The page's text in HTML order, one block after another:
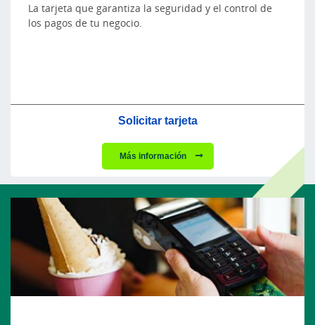
La tarjeta que garantiza la seguridad y el control de
los pagos de tu negocio.
Solicitar tarjeta
Más información